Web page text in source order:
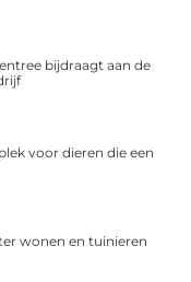
bijdraagt aan de
voor dieren die een
wonen en tuinieren